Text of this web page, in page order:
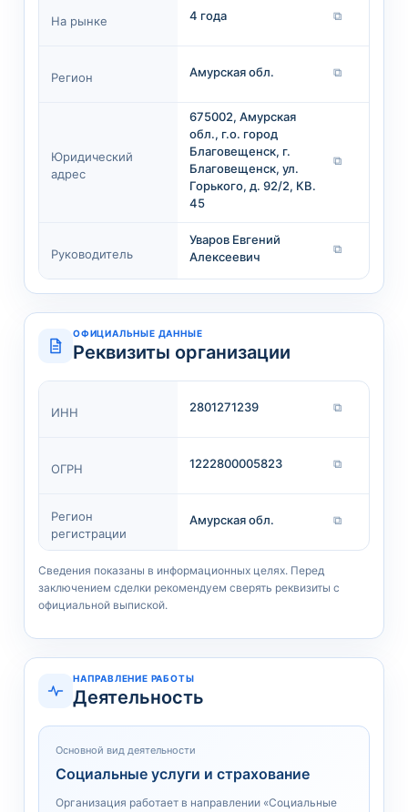
На рынке 4 года ⧉
Регион Амурская обл. ⧉
Юридический
адрес
675002, Амурская
обл., г.о. город
Благовещенск, г.
Благовещенск, ул.
Горького, д. 92/2, КВ.
45
⧉
Руководитель
Уваров Евгений
Алексеевич
⧉
ОФИЦИАЛЬНЫЕ ДАННЫЕ
Реквизиты организации
ИНН 2801271239 ⧉
ОГРН 1222800005823 ⧉
Регион
регистрации
Амурская обл. ⧉
Сведения показаны в информационных целях. Перед
заключением сделки рекомендуем сверять реквизиты с
официальной выпиской.
НАПРАВЛЕНИЕ РАБОТЫ
Деятельность
Основной вид деятельности
Социальные услуги и страхование
Организация работает в направлении «Социальные